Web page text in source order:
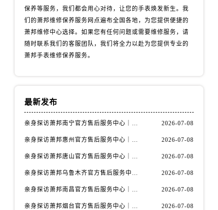
辽宁省盘锦市兴隆台区石油大街萧邦售后服务中心（需提前预约）
辽宁省沈阳市沈河区中街路137号亨得利名表维修授权店1楼萧邦售后服务中心（需提前预约）
辽宁省沈阳市沈河区中街路83号亨得利名表维修授权店1楼萧邦售后服务中心（需提前预约）
北京市朝阳区建国门外大街甲6号华熙国际中心D座11层1102室萧邦售后服务中心（需提前预约）
保养等服务，我们都会用心对待，让您的手表焕发新生。我
们的萧邦维修保养服务网点遍布全国各地，为您提供便捷的
萧邦维修中心选择。如果您有任何问题或需要维修服务，请
随时联系我们的客服团队，我们将全力以赴为您提供专业的
萧邦手表维修保养服务。
最新发布
亲身探访萧邦南宁官方售后服务中心｜网点地址与电话（2026年7月最新） 2026-07-08
亲身探访萧邦惠州官方售后服务中心｜网点地址及热线（2026年7月最新） 2026-07-08
亲身探访萧邦唐山官方售后服务中心｜全新地址及服务热线（2026年7月最新） 2026-07-08
亲身探访萧邦乌鲁木齐官方售后服务中心｜网点地址与服务热线（2026年7月最新） 2026-07-08
亲身探访萧邦南昌官方售后服务中心｜详细地址及客服热线（2026年7月最新） 2026-07-08
亲身探访萧邦烟台官方售后服务中心｜全新官方服务电话与地址（2026年7月最新） 2026-07-08